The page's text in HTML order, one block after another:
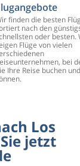
finden die besten
nach den
oder besten.
Flüge von vielen
bei
Ihre Reise buchen
Los
jetzt